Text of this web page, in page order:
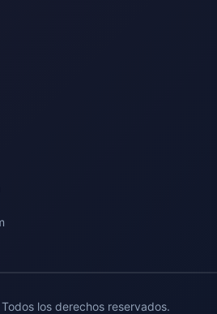
Todos los derechos reservados.